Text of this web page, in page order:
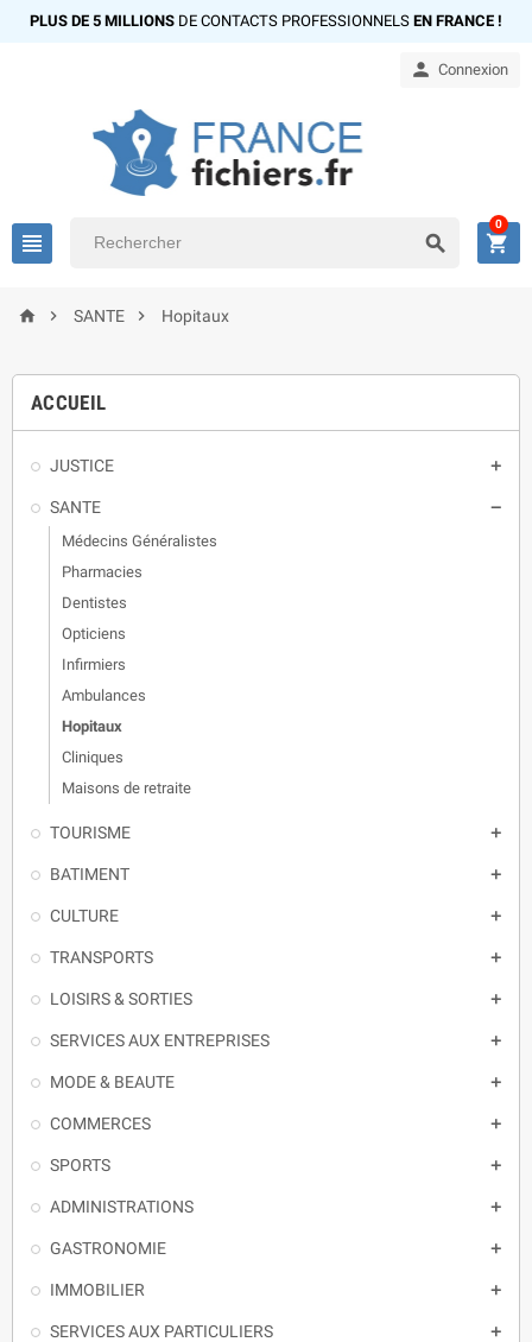
PLUS DE 5 MILLIONS DE CONTACTS PROFESSIONNELS EN FRANCE !
 Connexion
  
0
  SANTE  Hopitaux
ACCUEIL
JUSTICE 
SANTE 
Médecins Généralistes
Pharmacies
Dentistes
Opticiens
Infirmiers
Ambulances
Hopitaux
Cliniques
Maisons de retraite
TOURISME 
BATIMENT 
CULTURE 
TRANSPORTS 
LOISIRS & SORTIES 
SERVICES AUX ENTREPRISES 
MODE & BEAUTE 
COMMERCES 
SPORTS 
ADMINISTRATIONS 
GASTRONOMIE 
IMMOBILIER 
SERVICES AUX PARTICULIERS 